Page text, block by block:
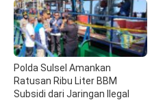
Polda Sulsel Amankan
Ratusan Ribu Liter BBM
Subsidi dari Jaringan Ilegal